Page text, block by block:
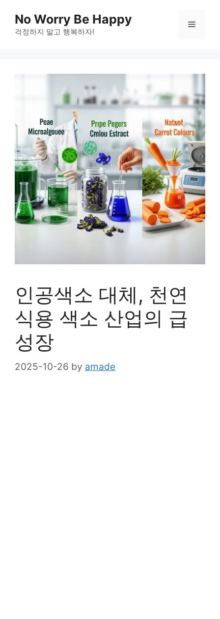
content
No Worry Be Happy
걱정하지 말고 행복하자!
Menu
인공색소 대체, 천연
식용 색소 산업의 급
성장
2025-10-26 by amade